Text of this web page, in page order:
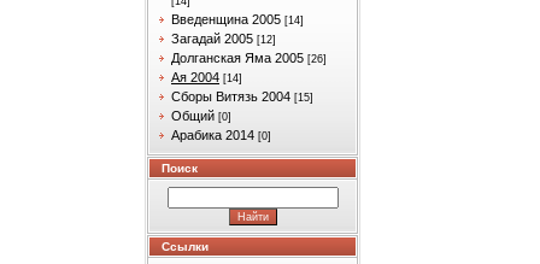
Введенщина 2005 [14]
Загадай 2005 [12]
Долганская Яма 2005 [26]
Ая 2004 [14]
Сборы Витязь 2004 [15]
Общий [0]
Арабика 2014 [0]
Поиск
Ссылки